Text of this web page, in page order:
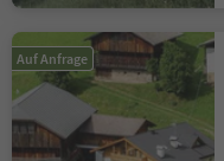
Auf Anfrage